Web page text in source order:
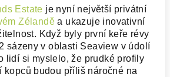
Estate je nyní největší privátní
Zélandě a ukazuje inovativní
Když byly první keře révy
sázeny v oblasti Seaview v údolí
lidí si myslelo, že prudké profily
kopců budou příliš náročné na